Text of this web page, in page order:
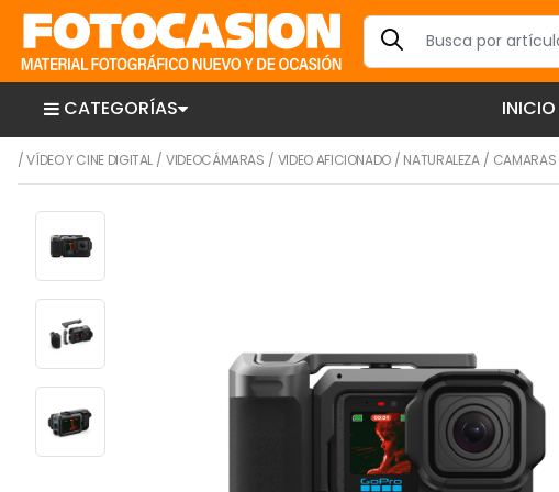
CATEGORÍAS INICIO
/VÍDEO Y CINE DIGITAL /VIDEOCÁMARAS / VIDEO AFICIONADO / NATURALEZA/ CAMARAS